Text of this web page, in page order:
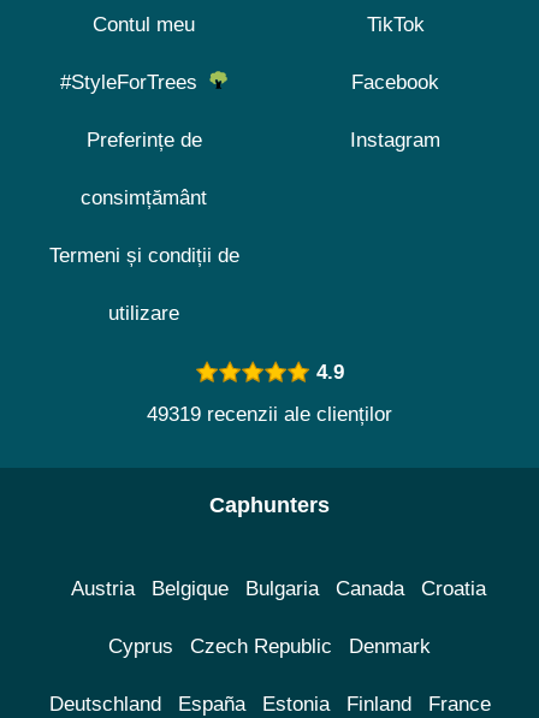
Contul meu
#StyleForTrees
Preferințe de
consimțământ
Termeni și condiții de
utilizare
TikTok
Facebook
Instagram
4.9
49319 recenzii ale clienților
Caphunters
Austria Belgique Bulgaria Canada Croatia
Cyprus Czech Republic Denmark
Deutschland España Estonia Finland France